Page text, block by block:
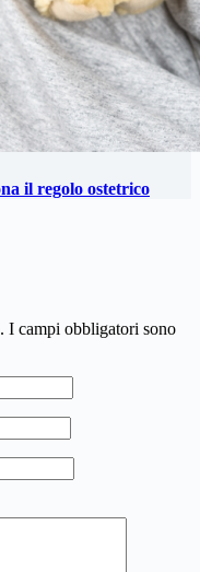
il regolo ostetrico
I campi obbligatori sono